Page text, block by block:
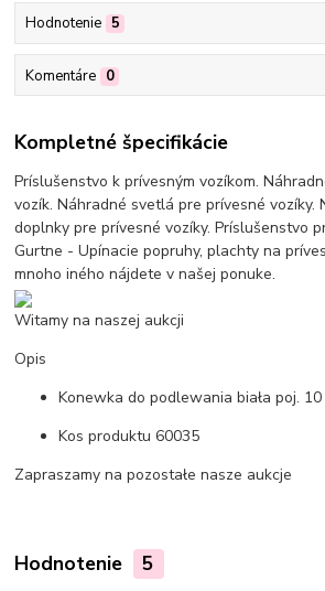
Hodnotenie 5
Komentáre 0
Kompletné špecifikácie
Príslušenstvo k prívesným vozíkom.
vozík. Náhradné svetlá pre prívesné vozíky.
doplnky pre prívesné vozíky. Príslušenstvo
Gurtne - Upínacie popruhy, plachty na
mnoho iného nájdete v našej ponuke.
Witamy na naszej aukcji
Opis
Konewka do podlewania biała poj. 10
Kos produktu 60035
Zapraszamy na pozostałe nasze aukcje
Hodnotenie 5